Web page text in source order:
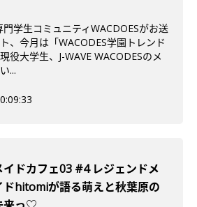
門学生コミュニティWACDOESがお送
、今月は「WACODES学園トレンド
役大学生、J-WAVE WACODESのメ
...
イドカフェ03 #4 レジェンドメ
ドhitomiが語る萌えと秋葉原の